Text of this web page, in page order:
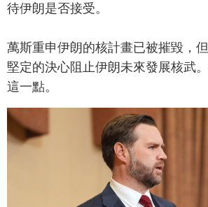
待伊朗是否接受。
萬斯重申伊朗的核計畫已被摧毀，
堅定的決心阻止伊朗未來發展核武
這一點。